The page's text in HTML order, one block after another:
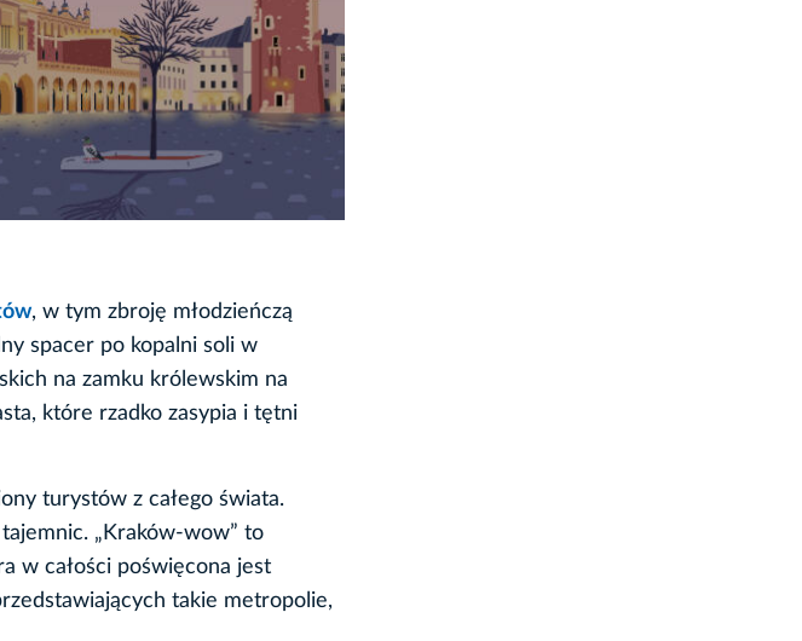
, w tym zbroję młodzieńczą
spacer po kopalni soli w
na zamku królewskim na
które rzadko zasypia i tętni
turystów z całego świata.
„Kraków-wow” to
w całości poświęcona jest
takie metropolie,